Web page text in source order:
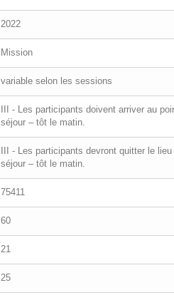
2022
Mission
variable selon les sessions
III - Les participants doivent arriver au
séjour – tôt le matin.
III - Les participants devront quitter le
séjour – tôt le matin.
75411
60
21
25